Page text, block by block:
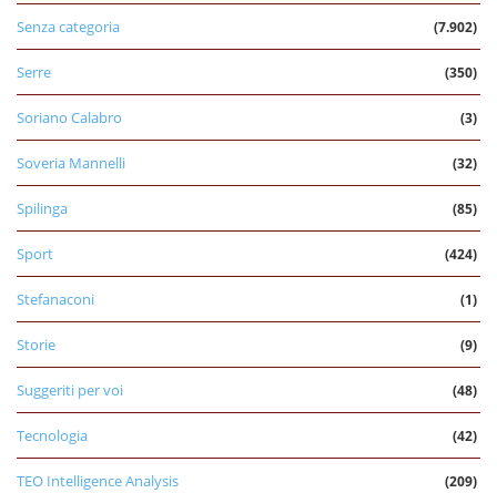
Senza categoria (7.902)
Serre (350)
Soriano Calabro (3)
Soveria Mannelli (32)
Spilinga (85)
Sport (424)
Stefanaconi (1)
Storie (9)
Suggeriti per voi (48)
Tecnologia (42)
TEO Intelligence Analysis (209)